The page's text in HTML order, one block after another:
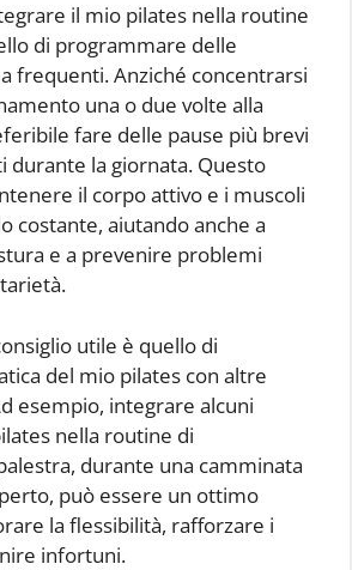
il mio pilates nella routine
di programmare delle
frequenti. Anziché concentrarsi
una o due volte alla
fare delle pause più brevi
durante la giornata. Questo
il corpo attivo e i muscoli
costante, aiutando anche a
e a prevenire problemi
utile è quello di
del mio pilates con altre
esempio, integrare alcuni
nella routine di
durante una camminata
può essere un ottimo
la flessibilità, rafforzare i
infortuni.